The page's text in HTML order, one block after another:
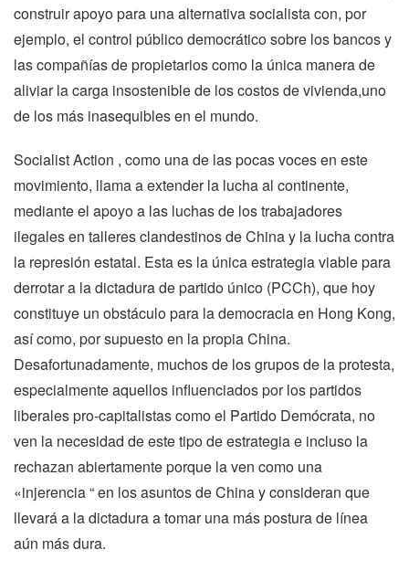
construir apoyo para una alternativa socialista con, por
ejemplo, el control público democrático sobre los bancos y
las compañías de propietarios como la única manera de
aliviar la carga insostenible de los costos de vivienda,uno
de los más inasequibles en el mundo.
Socialist Action , como una de las pocas voces en este
movimiento, llama a extender la lucha al continente,
mediante el apoyo a las luchas de los trabajadores
ilegales en talleres clandestinos de China y la lucha contra
la represión estatal. Esta es la única estrategia viable para
derrotar a la dictadura de partido único (PCCh), que hoy
constituye un obstáculo para la democracia en Hong Kong,
así como, por supuesto en la propia China.
Desafortunadamente, muchos de los grupos de la protesta,
especialmente aquellos influenciados por los partidos
liberales pro-capitalistas como el Partido Demócrata, no
ven la necesidad de este tipo de estrategia e incluso la
rechazan abiertamente porque la ven como una
«injerencia “ en los asuntos de China y consideran que
llevará a la dictadura a tomar una más postura de línea
aún más dura.